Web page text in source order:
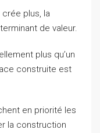
plus, la
de valeur.
plus qu’un
construite est
en priorité les
la construction